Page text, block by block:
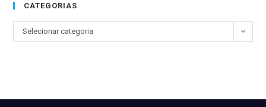
CATEGORIAS
Selecionar categoria